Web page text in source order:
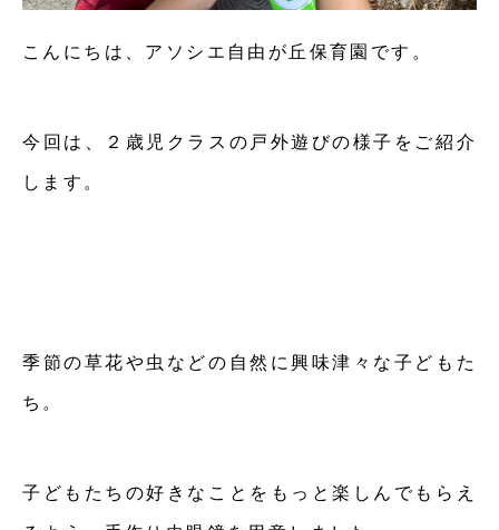
こんにちは、アソシエ自由が丘保育園です。
今回は、２歳児クラスの戸外遊びの様子をご紹介
します。
季節の草花や虫などの自然に興味津々な子どもた
ち。
子どもたちの好きなことをもっと楽しんでもらえ